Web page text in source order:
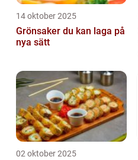
14 oktober 2025
Grönsaker du kan laga på
nya sätt
02 oktober 2025